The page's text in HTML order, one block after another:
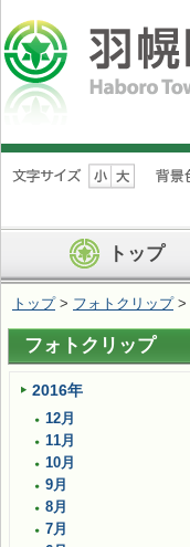
ナ
ビ
ン
を
ば
す
トップ
トップ> フォトクリップ>
フォトクリップ
2016年
12月
11月
10月
9月
8月
7月